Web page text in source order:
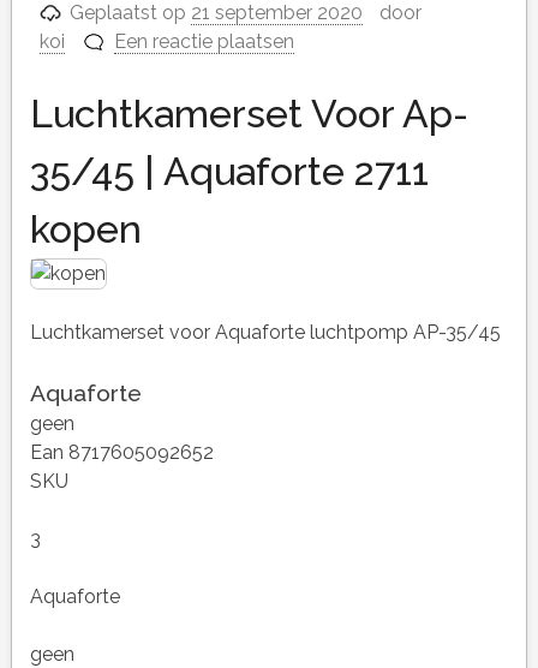
Geplaatst op 21 september 2020
door
koi
Een reactie plaatsen
Luchtkamerset Voor Ap-
35/45 | Aquaforte 2711
kopen
Luchtkamerset voor Aquaforte luchtpomp AP-35/45
Aquaforte
geen
Ean 8717605092652
SKU
3
Aquaforte
geen